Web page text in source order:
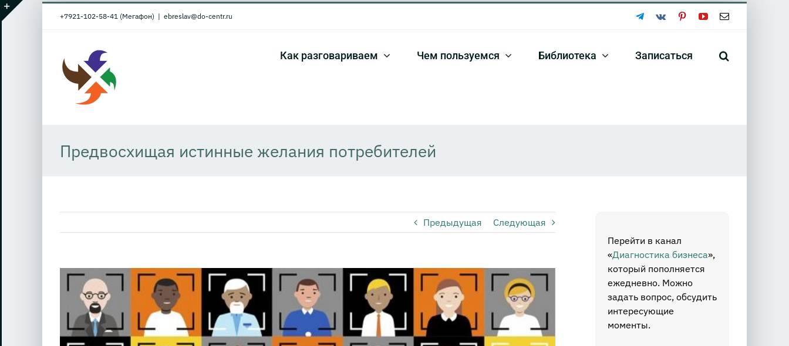
Skip
to
+7921-102-58-41 (Мегафон) | ebreslav@do-centr.ru Telegram
Vk PinterestYouTubeEmail
Как разговариваем Чем пользуемся Библиотека Записаться
Предвосхищая истинные желания потребителей
Предыдущая Следующая
View
Larger
Image
Перейти в канал
«Диагностика бизнеса»,
который пополняется
ежедневно. Можно
задать вопрос, обсудить
интересующие
моменты.